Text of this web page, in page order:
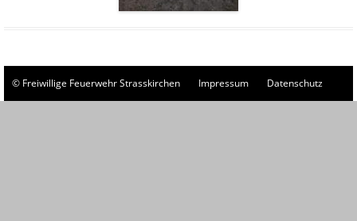
© Freiwillige Feuerwehr Strasskirchen Impressum Datenschutz